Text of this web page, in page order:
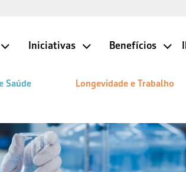
Iniciativas Benefícios
Saúde Longevidade e Trabalho